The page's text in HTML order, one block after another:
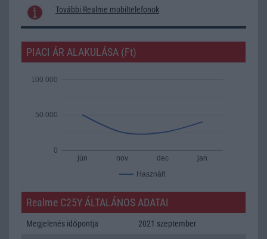
További Realme mobiltelefonok
PIACI ÁR ALAKULÁSA (Ft)
Használt
jún nov dec jan
0
50 000
100 000
Realme C25Y ÁLTALÁNOS ADATAI
Megjelenés időpontja 2021 szeptember